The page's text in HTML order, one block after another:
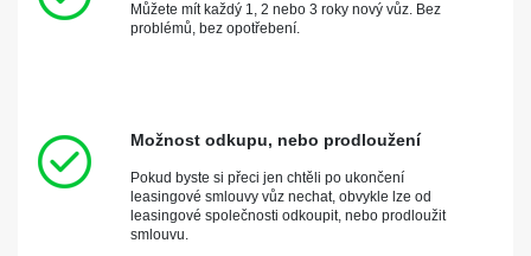
Můžete mít každý 1, 2 nebo 3 roky nový vůz. Bez
problémů, bez opotřebení.
Možnost odkupu, nebo prodloužení
Pokud byste si přeci jen chtěli po ukončení
leasingové smlouvy vůz nechat, obvykle lze od
leasingové společnosti odkoupit, nebo prodloužit
smlouvu.